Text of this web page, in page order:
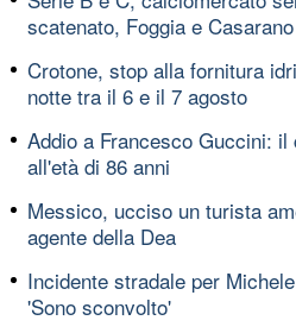
scatenato, Foggia e
Crotone, stop alla fornitura
notte tra il 6 e il 7 agosto
Addio a Francesco Guccini:
all'età di 86 anni
Messico, ucciso un turista
agente della Dea
Incidente stradale per
'Sono sconvolto'